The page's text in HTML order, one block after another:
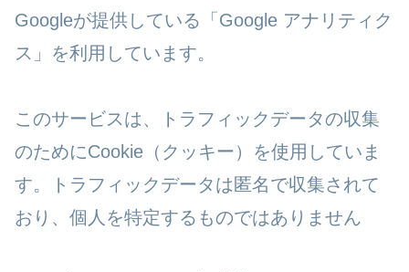
Googleが提供している「Google アナリティク
ス」を利用しています。
このサービスは、トラフィックデータの収集
のためにCookie（クッキー）を使用していま
す。トラフィックデータは匿名で収集されて
おり、個人を特定するものではありません